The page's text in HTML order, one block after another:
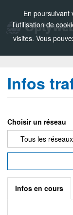
En poursuivant
l’utilisation de
visites. Vous
Infos
Choisir un réseau
Infos en cours